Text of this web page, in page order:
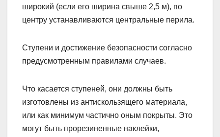
широкий (если его ширина свыше 2,5 м), по
центру устанавливаются центральные перила.
Ступени и достижение безопасности согласно
предусмотренным правилами случаев.
Что касается ступеней, они должны быть
изготовлены из антискользящего материала,
или как минимум частично оным покрыты. Это
могут быть прорезиненные наклейки,